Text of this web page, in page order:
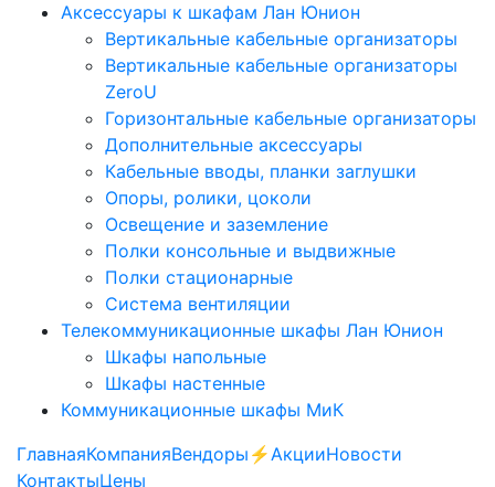
Аксессуары к шкафам Лан Юнион
Вертикальные кабельные организаторы
Вертикальные кабельные организаторы
ZeroU
Горизонтальные кабельные организаторы
Дополнительные аксессуары
Кабельные вводы, планки заглушки
Опоры, ролики, цоколи
Освещение и заземление
Полки консольные и выдвижные
Полки стационарные
Система вентиляции
Телекоммуникационные шкафы Лан Юнион
Шкафы напольные
Шкафы настенные
Коммуникационные шкафы МиК
ГлавнаяКомпанияВендоры ⚡️АкцииНовости
КонтактыЦены